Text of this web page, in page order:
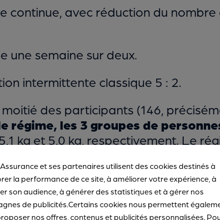
continue, avec réduction du
une semaine sur deux.
intermittente classique 5 : 2.
des participants (146,
régime, les 3 groupes de
kg et 5,0 kg, respectivement. Le
quel autre régime amaigrissant.
: le régime intermittent,
et ses partenaires utilisent des cookies destinés à
la performance de ce site, à améliorer votre expérience, à
son audience, à générer des statistiques et à gérer nos
de publicités.Certains cookies nous permettent
nos offres, contenus et publicités personnalisées.